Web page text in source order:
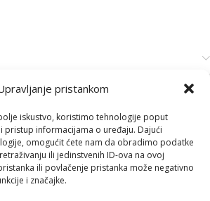
pristankom
iskustvo, koristimo tehnologije poput
pristup informacijama o uređaju. Dajući
omogućit ćete nam da obradimo podatke
ili jedinstvenih ID-ova na ovoj
ili povlačenje pristanka može negativno
i značajke.
300 Lukavac